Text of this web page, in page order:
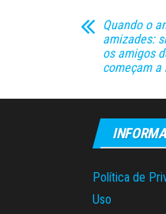
Quando o
amizades:
os amigos
começam a
Política de
Uso